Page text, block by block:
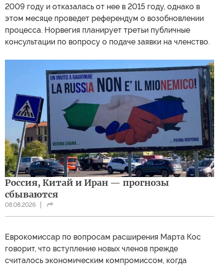
2009 году и отказалась от нее в 2015 году, однако в
этом месяце проведет референдум о возобновлении
процесса. Норвегия планирует третьи публичные
консультации по вопросу о подаче заявки на членство.
Россия, Китай и Иран — прогнозы
сбываются
08.08.2026
Еврокомиссар по вопросам расширения Марта Кос
говорит, что вступление новых членов прежде
считалось экономическим компромиссом, когда